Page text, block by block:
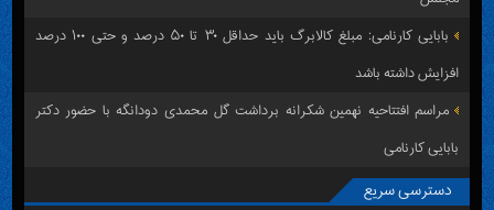
بابایی کارنامی: مبلغ کالابرگ باید حداقل ۳۰ تا ۵۰ درصد و حتی ۱۰۰ درصد
افزایش داشته باشد
مراسم افتتاحیه نهمین شکرانه برداشت گل محمدی دودانگه با حضور دکتر
بابایی کارنامی
دسترسی سریع